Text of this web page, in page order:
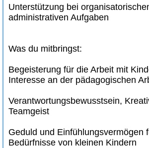
Unterstützung bei
administrativen Aufgaben
Was du mitbringst:
Begeisterung für die Arbeit mit
Interesse an der pädagogischen
Verantwortungsbewusstsein,
Teamgeist
Geduld und Einfühlungsvermögen
Bedürfnisse von kleinen Kindern